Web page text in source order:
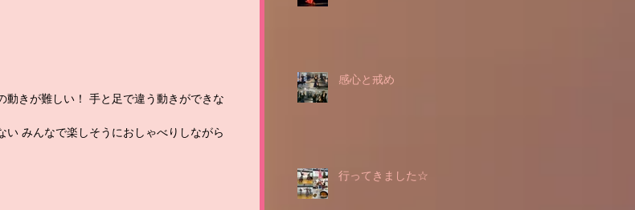
きが難しい！ 手と足で違う動きができな
みんなで楽しそうにおしゃべりしながら
感心と戒め
行ってきました☆